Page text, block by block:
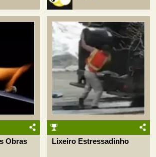
Obras
Lixeiro Estressadinho